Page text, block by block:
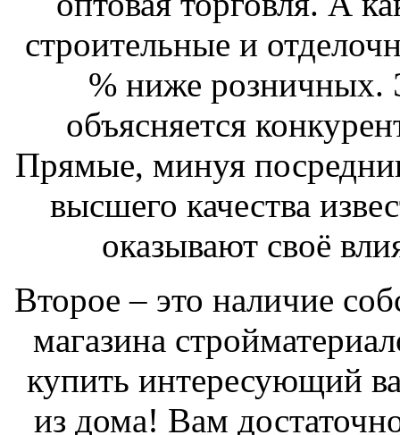
строительные и
% ниже розничных.
объясняется
Прямые, минуя
высшего качества
оказывают своё
Второе – это наличие
магазина
купить интересующий
из дома! Вам